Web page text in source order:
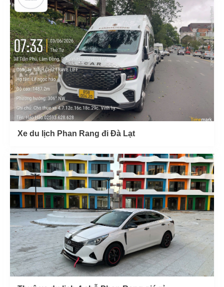
Xe du lịch Phan Rang đi Đà Lạt